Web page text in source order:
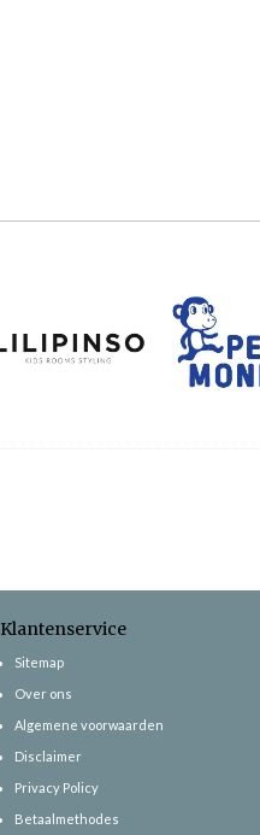
Klantenservice
Sitemap
Over ons
Algemene voorwaarden
Disclaimer
Privacy Policy
Betaalmethodes